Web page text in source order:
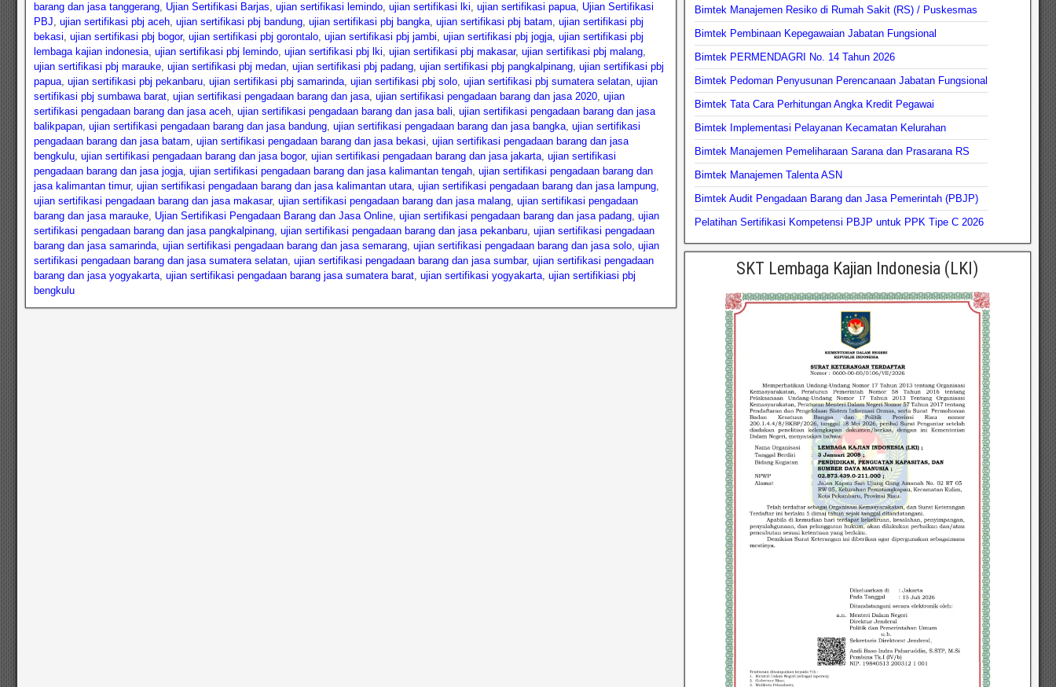
barang dan jasa tanggerang, Ujian Sertifikasi Barjas, ujian sertifikasi lemindo, ujian sertifikasi lki, ujian sertifikasi papua, Ujian Sertifikasi
PBJ, ujian sertifikasi pbj aceh, ujian sertifikasi pbj bandung, ujian sertifikasi pbj bangka, ujian sertifikasi pbj batam, ujian sertifikasi pbj
bekasi, ujian sertifikasi pbj bogor, ujian sertifikasi pbj gorontalo, ujian sertifikasi pbj jambi, ujian sertifikasi pbj jogja, ujian sertifikasi pbj
lembaga kajian indonesia, ujian sertifikasi pbj lemindo, ujian sertifikasi pbj lki, ujian sertifikasi pbj makasar, ujian sertifikasi pbj malang,
ujian sertifikasi pbj marauke, ujian sertifikasi pbj medan, ujian sertifikasi pbj padang, ujian sertifikasi pbj pangkalpinang, ujian sertifikasi pbj
papua, ujian sertifikasi pbj pekanbaru, ujian sertifikasi pbj samarinda, ujian sertifikasi pbj solo, ujian sertifikasi pbj sumatera selatan, ujian
sertifikasi pbj sumbawa barat, ujian sertifikasi pengadaan barang dan jasa, ujian sertifikasi pengadaan barang dan jasa 2020, ujian
sertifikasi pengadaan barang dan jasa aceh, ujian sertifikasi pengadaan barang dan jasa bali, ujian sertifikasi pengadaan barang dan jasa
balikpapan, ujian sertifikasi pengadaan barang dan jasa bandung, ujian sertifikasi pengadaan barang dan jasa bangka, ujian sertifikasi
pengadaan barang dan jasa batam, ujian sertifikasi pengadaan barang dan jasa bekasi, ujian sertifikasi pengadaan barang dan jasa
bengkulu, ujian sertifikasi pengadaan barang dan jasa bogor, ujian sertifikasi pengadaan barang dan jasa jakarta, ujian sertifikasi
pengadaan barang dan jasa jogja, ujian sertifikasi pengadaan barang dan jasa kalimantan tengah, ujian sertifikasi pengadaan barang dan
jasa kalimantan timur, ujian sertifikasi pengadaan barang dan jasa kalimantan utara, ujian sertifikasi pengadaan barang dan jasa lampung,
ujian sertifikasi pengadaan barang dan jasa makasar, ujian sertifikasi pengadaan barang dan jasa malang, ujian sertifikasi pengadaan
barang dan jasa marauke, Ujian Sertifikasi Pengadaan Barang dan Jasa Online, ujian sertifikasi pengadaan barang dan jasa padang, ujian
sertifikasi pengadaan barang dan jasa pangkalpinang, ujian sertifikasi pengadaan barang dan jasa pekanbaru, ujian sertifikasi pengadaan
barang dan jasa samarinda, ujian sertifikasi pengadaan barang dan jasa semarang, ujian sertifikasi pengadaan barang dan jasa solo, ujian
sertifikasi pengadaan barang dan jasa sumatera selatan, ujian sertifikasi pengadaan barang dan jasa sumbar, ujian sertifikasi pengadaan
barang dan jasa yogyakarta, ujian sertifikasi pengadaan barang jasa sumatera barat, ujian sertifikasi yogyakarta, ujian sertifikiasi pbj
bengkulu
Bimtek Manajemen Resiko di Rumah Sakit (RS) / Puskesmas
Bimtek Pembinaan Kepegawaian Jabatan Fungsional
Bimtek PERMENDAGRI No. 14 Tahun 2026
Bimtek Pedoman Penyusunan Perencanaan Jabatan Fungsional
Bimtek Tata Cara Perhitungan Angka Kredit Pegawai
Bimtek Implementasi Pelayanan Kecamatan Kelurahan
Bimtek Manajemen Pemeliharaan Sarana dan Prasarana RS
Bimtek Manajemen Talenta ASN
Bimtek Audit Pengadaan Barang dan Jasa Pemerintah (PBJP)
Pelatihan Sertifikasi Kompetensi PBJP untuk PPK Tipe C 2026
SKT Lembaga Kajian Indonesia (LKI)